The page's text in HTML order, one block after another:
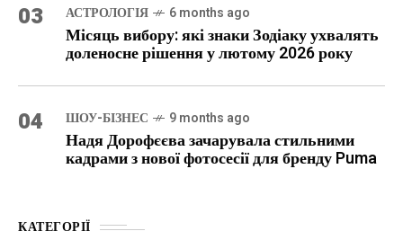
03 АСТРОЛОГІЯ 6 months ago
Місяць вибору: які знаки Зодіаку ухвалять
доленосне рішення у лютому 2026 року
04 ШОУ-БІЗНЕС 9 months ago
Надя Дорофєєва зачарувала стильними
кадрами з нової фотосесії для бренду Puma
КАТЕГОРІЇ